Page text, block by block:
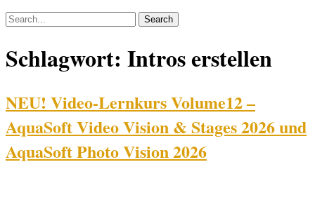
Schlagwort: Intros erstellen
NEU! Video-Lernkurs Volume12 –
AquaSoft Video Vision & Stages 2026 und
AquaSoft Photo Vision 2026